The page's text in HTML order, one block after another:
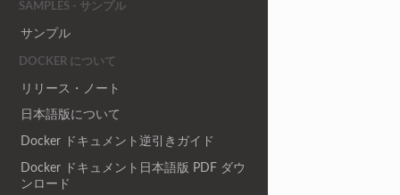
SAMPLES - サンプル
サンプル
DOCKER について
リリース・ノート
日本語版について
Docker ドキュメント逆引きガイド
Docker ドキュメント日本語版 PDF ダウ
ンロード